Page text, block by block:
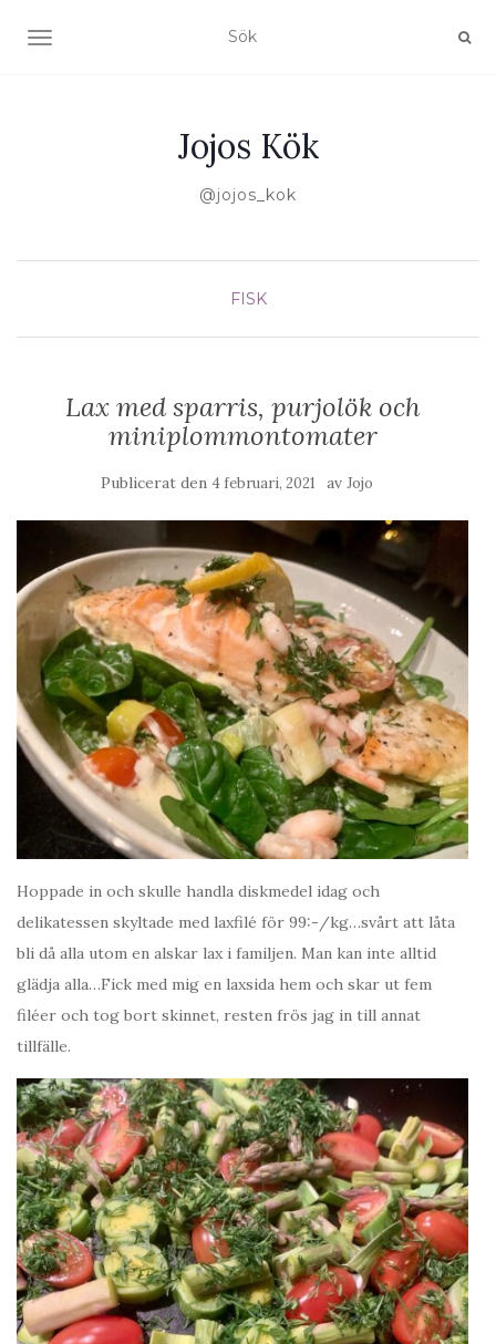
SLÅ PÅ/AV NAVIGERING
Jojos Kök
@jojos_kok
FISK
Lax med sparris, purjolök och
miniplommontomater
Publicerat den 4 februari, 2021 av Jojo
Hoppade in och skulle handla diskmedel idag och
delikatessen skyltade med laxfilé för 99:-/kg…svårt att låta
bli då alla utom en alskar lax i familjen. Man kan inte alltid
glädja alla…Fick med mig en laxsida hem och skar ut fem
filéer och tog bort skinnet, resten frös jag in till annat
tillfälle.